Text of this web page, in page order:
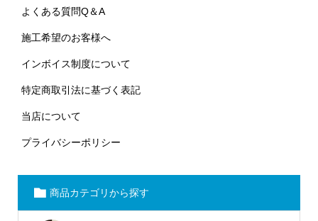
よくある質問Q＆A
施工希望のお客様へ
インボイス制度について
特定商取引法に基づく表記
当店について
プライバシーポリシー
商品カテゴリから探す